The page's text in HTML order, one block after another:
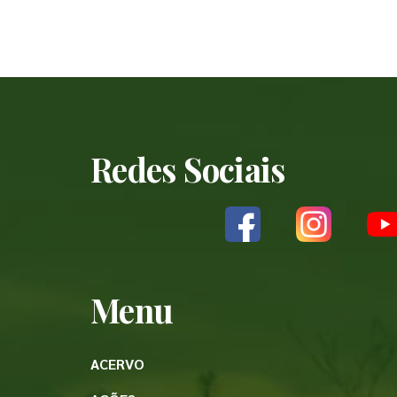
Redes Sociais
Menu
ACERVO